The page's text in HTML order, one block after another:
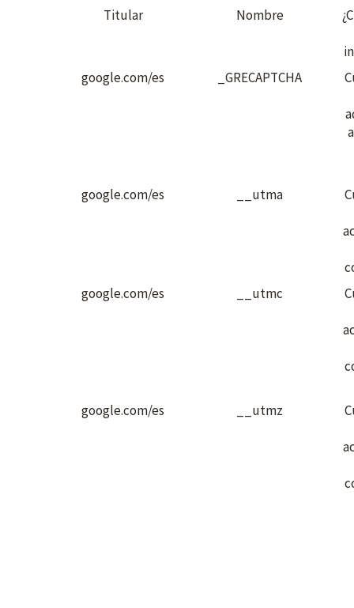
Titular Nombre
google.com/es
_GRECAPTCHA
google.com/es __utma
google.com/es
__utmc
google.com/es __utmz